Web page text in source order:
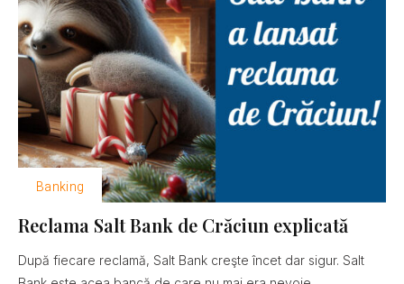
Banking
Reclama Salt Bank de Crăciun explicată
După fiecare reclamă, Salt Bank creşte încet dar sigur. Salt